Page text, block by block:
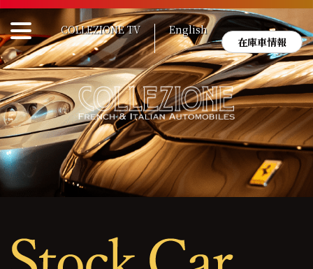
Skip
to
content
COLLEZIONE TV
English
在庫車情報